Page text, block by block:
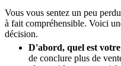
Vous vous sentez un peu
à fait compréhensible. Voici
décision.
D'abord, quel est
de conclure plus de